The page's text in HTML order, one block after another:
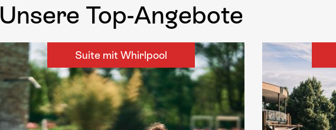
Unsere Top-Angebote
Suite mit Whirlpool